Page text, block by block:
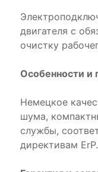
двигателя с
очистку
Особенности и
Немецкое
шума,
службы,
директивам ErP.